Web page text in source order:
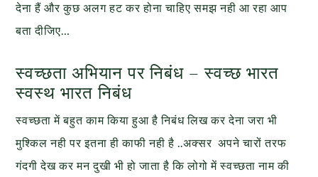
देना हैं और कुछ अलग हट कर होना चाहिए समझ नही आ रहा आप
बता दीजिए…
स्वच्छता अभियान पर निबंध – स्वच्छ भारत
स्वस्थ भारत निबंध
स्वच्छता में बहुत काम किया हुआ है निबंध लिख कर देना जरा भी
मुश्किल नही पर इतना ही काफी नही है ..अक्सर अपने चारों तरफ
गंदगी देख कर मन दुखी भी हो जाता है कि लोगो में स्वच्छता नाम की